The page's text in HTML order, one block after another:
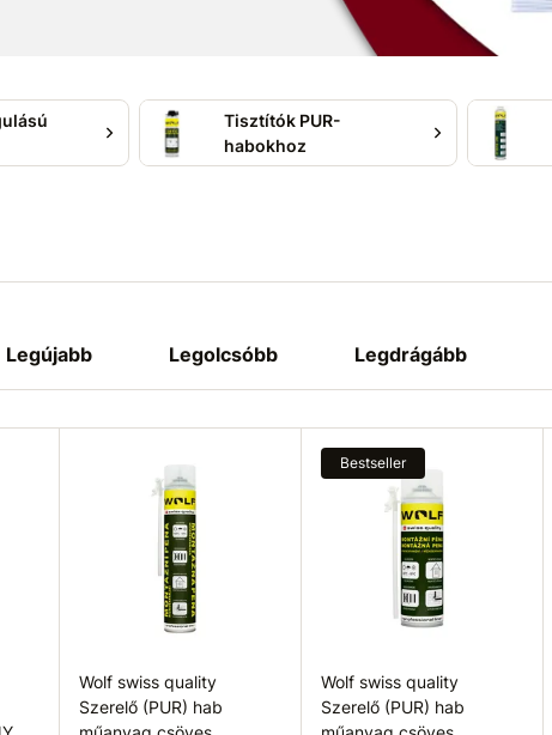
Tisztítók PUR-
habokhoz
Legújabb Legolcsóbb Legdrágább
Wolf swiss quality
Szerelő (PUR) hab
Bestseller
Wolf swiss quality
Szerelő (PUR) hab